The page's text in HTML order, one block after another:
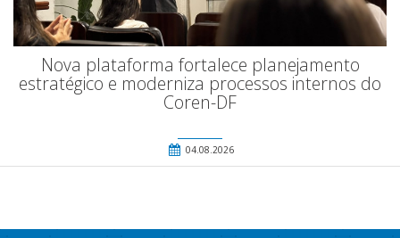
Nova plataforma fortalece planejamento
estratégico e moderniza processos internos do
Coren-DF
04.08.2026